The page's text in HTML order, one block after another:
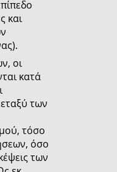
και
οι
κατά
των
τόσο
όσο
των